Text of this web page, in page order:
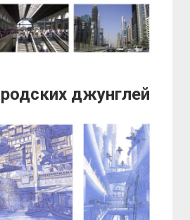
джунглей